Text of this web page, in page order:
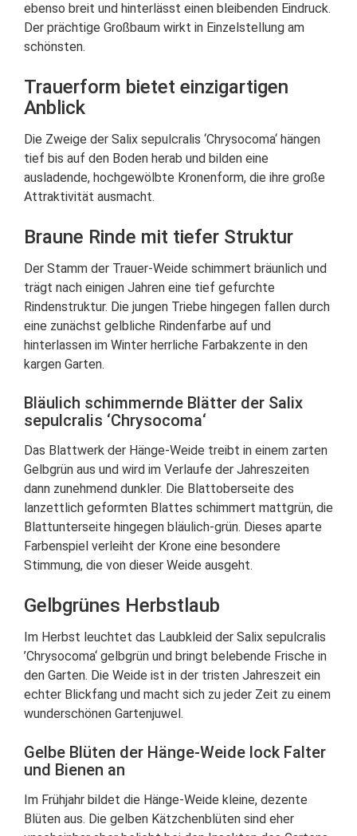
ebenso breit und hinterlässt einen bleibenden Eindruck.
Der prächtige Großbaum wirkt in Einzelstellung am
schönsten.
Trauerform bietet einzigartigen
Anblick
Die Zweige der Salix sepulcralis ‘Chrysocoma‘ hängen
tief bis auf den Boden herab und bilden eine
ausladende, hochgewölbte Kronenform, die ihre große
Attraktivität ausmacht.
Braune Rinde mit tiefer Struktur
Der Stamm der Trauer-Weide schimmert bräunlich und
trägt nach einigen Jahren eine tief gefurchte
Rindenstruktur. Die jungen Triebe hingegen fallen durch
eine zunächst gelbliche Rindenfarbe auf und
hinterlassen im Winter herrliche Farbakzente in den
kargen Garten.
Bläulich schimmernde Blätter der Salix
sepulcralis ‘Chrysocoma‘
Das Blattwerk der Hänge-Weide treibt in einem zarten
Gelbgrün aus und wird im Verlaufe der Jahreszeiten
dann zunehmend dunkler. Die Blattoberseite des
lanzettlich geformten Blattes schimmert mattgrün, die
Blattunterseite hingegen bläulich-grün. Dieses aparte
Farbenspiel verleiht der Krone eine besondere
Stimmung, die von dieser Weide ausgeht.
Gelbgrünes Herbstlaub
Im Herbst leuchtet das Laubkleid der Salix sepulcralis
’Chrysocoma‘ gelbgrün und bringt belebende Frische in
den Garten. Die Weide ist in der tristen Jahreszeit ein
echter Blickfang und macht sich zu jeder Zeit zu einem
wunderschönen Gartenjuwel.
Gelbe Blüten der Hänge-Weide lock Falter
und Bienen an
Im Frühjahr bildet die Hänge-Weide kleine, dezente
Blüten aus. Die gelben Kätzchenblüten sind eher